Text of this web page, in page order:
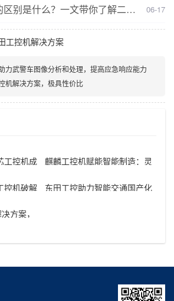
区别是什么？一文带你了解二者
06-17
工控机解决方案
力武警车图像分析和处理，提高应急响应能力
机解决方案，极具性价比
工控机成
麒麟工控机赋能智能制造：灵
需求
控机破解
东田工控助力智能交通国产化
方案，